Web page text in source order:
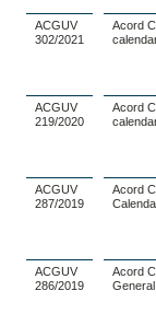
ACGUV
302/2021
Acord
ACGUV
219/2020
Acord
ACGUV
287/2019
Acord
ACGUV
286/2019
Acord